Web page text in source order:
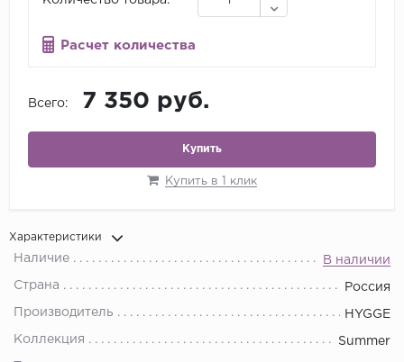
Расчет количества
Всего: 7 350 руб.
Купить
Купить в 1 клик
Характеристики
Наличие В наличии
Страна Россия
Производитель HYGGE
Коллекция Summer